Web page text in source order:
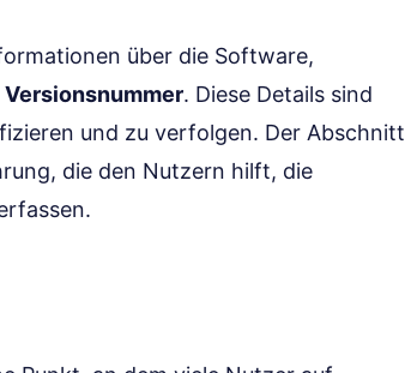
über die Software,
Versionsnummer. Diese Details sind
und zu verfolgen. Der Abschnitt
die den Nutzern hilft, die